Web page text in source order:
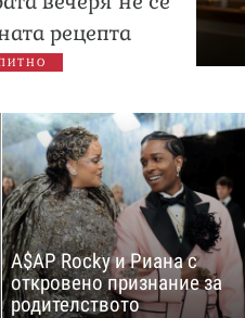
рецепта
A$AP Rocky и Риана с
откровено признание за
родителството